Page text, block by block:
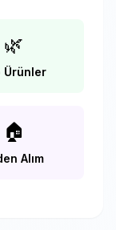
🌿
Ürünler
🏠
Alım